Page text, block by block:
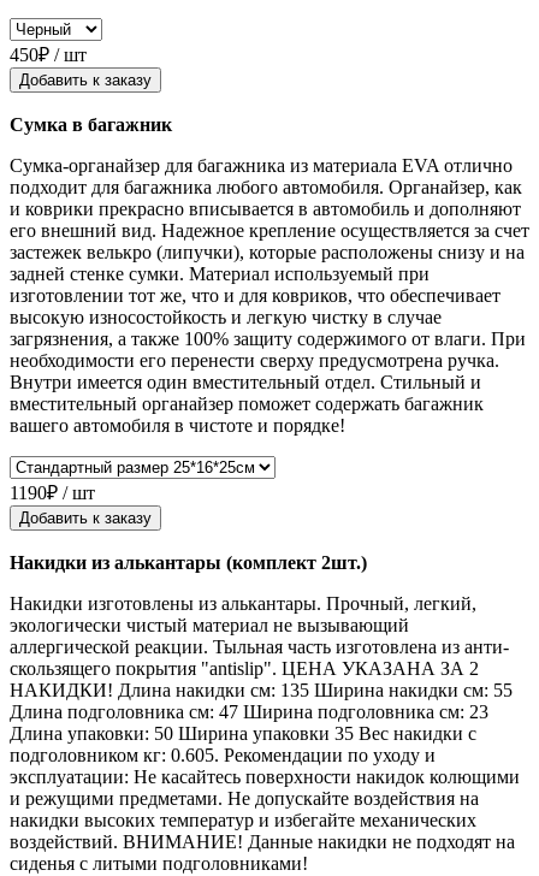
450₽ / шт
Добавить к заказу
Сумка в багажник
Сумка-органайзер для багажника из материала EVA отлично
подходит для багажника любого автомобиля. Органайзер, как
и коврики прекрасно вписывается в автомобиль и дополняют
его внешний вид. Надежное крепление осуществляется за счет
застежек велькро (липучки), которые расположены снизу и на
задней стенке сумки. Материал используемый при
изготовлении тот же, что и для ковриков, что обеспечивает
высокую износостойкость и легкую чистку в случае
загрязнения, а также 100% защиту содержимого от влаги. При
необходимости его перенести сверху предусмотрена ручка.
Внутри имеется один вместительный отдел. Стильный и
вместительный органайзер поможет содержать багажник
вашего автомобиля в чистоте и порядке!
1190₽ / шт
Добавить к заказу
Накидки из алькантары (комплект 2шт.)
Накидки изготовлены из алькантары. Прочный, легкий,
экологически чистый материал не вызывающий
аллергической реакции. Тыльная часть изготовлена из анти-
скользящего покрытия "antislip". ЦЕНА УКАЗАНА ЗА 2
НАКИДКИ! Длина накидки см: 135 Ширина накидки см: 55
Длина подголовника см: 47 Ширина подголовника см: 23
Длина упаковки: 50 Ширина упаковки 35 Вес накидки с
подголовником кг: 0.605. Рекомендации по уходу и
эксплуатации: Не касайтесь поверхности накидок колющими
и режущими предметами. Не допускайте воздействия на
накидки высоких температур и избегайте механических
воздействий. ВНИМАНИЕ! Данные накидки не подходят на
сиденья с литыми подголовниками!